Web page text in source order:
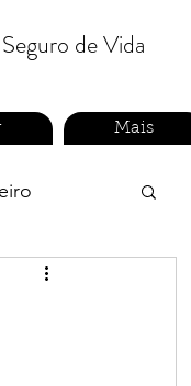
de Vida
Mais
previdência